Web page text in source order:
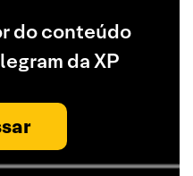
do conteúdo
da XP